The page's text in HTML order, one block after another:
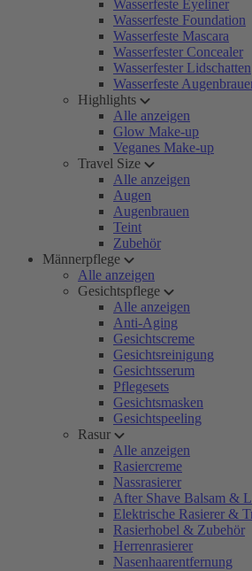
Wasserfeste Eyeliner
Wasserfeste Foundation
Wasserfeste Mascara
Wasserfester Concealer
Wasserfester Lidschatten
Wasserfeste
Highlights
Alle anzeigen
Glow Make-up
Veganes Make-up
Travel Size
Alle anzeigen
Augen
Augenbrauen
Teint
Zubehör
Männerpflege
Alle anzeigen
Gesichtspflege
Alle anzeigen
Anti-Aging
Gesichtscreme
Gesichtsreinigung
Gesichtsserum
Pflegesets
Gesichtsmasken
Gesichtspeeling
Rasur
Alle anzeigen
Rasiercreme
Nassrasierer
After Shave Balsam &
Elektrische Rasierer &
Rasierhobel & Zubehör
Herrenrasierer
Nasenhaarentfernung